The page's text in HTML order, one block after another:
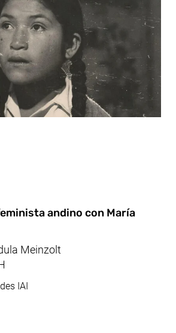
andino con María
Meinzolt
IAI